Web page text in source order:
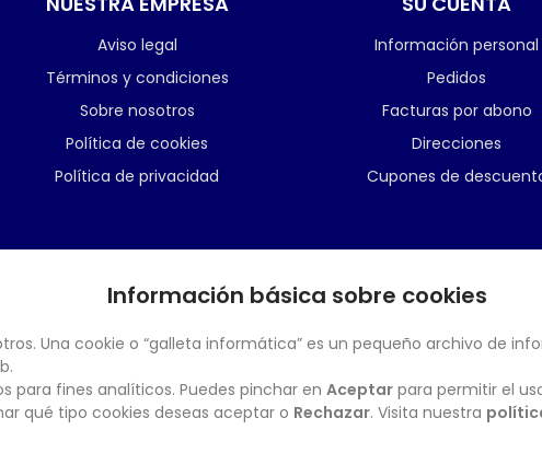
Aviso legal
Términos y condiciones
Sobre nosotros
Política de cookies
Política de privacidad
Información personal
Pedidos
Facturas por abono
Direcciones
Cupones de
BOLETÍN
Información básica sobre cookies
Una cookie o “galleta informática” es un pequeño archivo de
para fines analíticos. Puedes pinchar en Aceptar para permitir el
qué tipo cookies deseas aceptar o Rechazar. Visita nuestra